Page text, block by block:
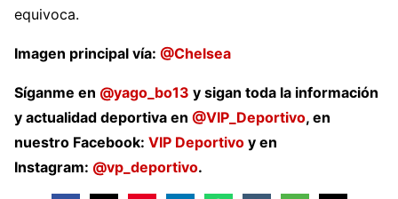
equivoca.
Imagen principal vía: @Chelsea
Síganme en @yago_bo13 y sigan toda la información
y actualidad deportiva en @VIP_Deportivo, en
nuestro Facebook: VIP Deportivo y en
Instagram: @vp_deportivo.